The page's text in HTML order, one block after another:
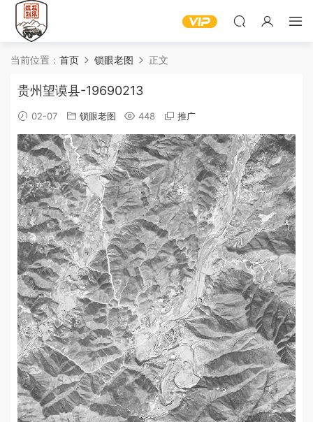
当前位置： 首页 锁眼老图 正文
贵州望谟县-19690213
02-07 锁眼老图 448 推广